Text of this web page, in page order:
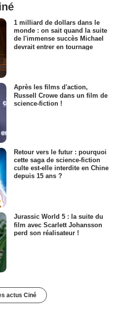
1 milliard de dollars dans le
monde : on sait quand la suite
de l'immense succès Michael
devrait entrer en tournage
Après les films d'action,
Russell Crowe dans un film de
science-fiction !
Retour vers le futur : pourquoi
cette saga de science-fiction
culte est-elle interdite en Chine
depuis 15 ans ?
Jurassic World 5 : la suite du
film avec Scarlett Johansson
perd son réalisateur !
actus Ciné